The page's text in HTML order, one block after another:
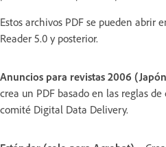
Estos archivos PDF se pueden abrir
Reader 5.0 y posterior.
Anuncios para revistas 2006
crea un PDF basado en las reglas
comité Digital Data Delivery.